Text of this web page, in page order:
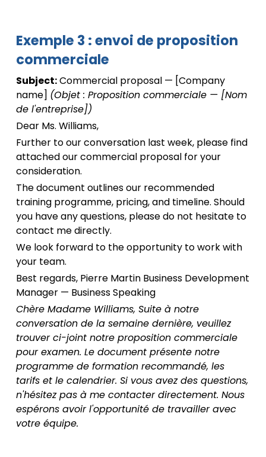
Exemple 3 : envoi de proposition
commerciale
Subject:Commercial proposal — [Company
name] (Objet : Proposition commerciale — [Nom
de l'entreprise])
Dear Ms. Williams,
Further to our conversation last week, please find
attached our commercial proposal for your
consideration.
The document outlines our recommended
training programme, pricing, and timeline. Should
you have any questions, please do not hesitate to
contact me directly.
We look forward to the opportunity to work with
your team.
Best regards, Pierre Martin Business Development
Manager — Business Speaking
Chère Madame Williams, Suite à notre
conversation de la semaine dernière, veuillez
trouver ci-joint notre proposition commerciale
pour examen. Le document présente notre
programme de formation recommandé, les
tarifs et le calendrier. Si vous avez des questions,
n'hésitez pas à me contacter directement. Nous
espérons avoir l'opportunité de travailler avec
votre équipe.